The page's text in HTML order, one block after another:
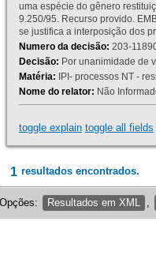
uma espécie do gênero
9.250/95. Recurso provido.
se justifica a interposição dos
Numero da decisão: 203-
Decisão: Por unanimidade de
Matéria: IPI- processos NT -
Nome do relator: Não
toggle explain toggle all fields
1 resultados encontrados.
Opções: Resultados em XML